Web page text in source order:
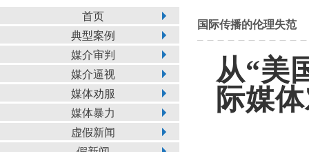
首页
典型案例
媒介审判
媒介逼视
媒体劝服
媒体暴力
虚假新闻
国际传播的伦理失范
从“美
际媒